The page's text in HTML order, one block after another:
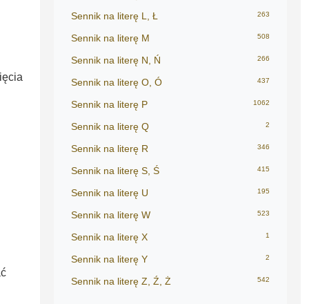
Sennik na literę L, Ł 263
Sennik na literę M 508
Sennik na literę N, Ń 266
Sennik na literę O, Ó 437
Sennik na literę P 1062
Sennik na literę Q 2
Sennik na literę R 346
Sennik na literę S, Ś 415
Sennik na literę U 195
Sennik na literę W 523
Sennik na literę X 1
Sennik na literę Y 2
Sennik na literę Z, Ź, Ż 542